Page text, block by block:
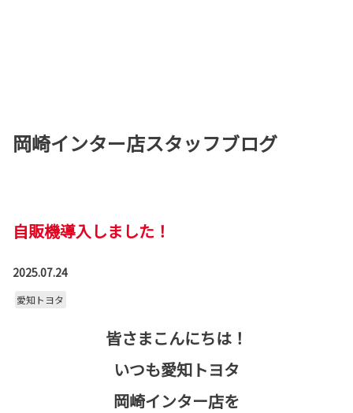
岡崎インター店スタッフブログ
自販機導入しました！
2025.07.24
愛知トヨタ
皆さまこんにちは！
いつも愛知トヨタ
岡崎インター店を